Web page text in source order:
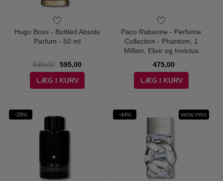
Hugo Boss - Bottled Absolu
Parfum - 50 ml
830,00
595,00
LÆG I KURV
Paco Rabanne - Perfume
Collection - Phantom, 1
Million, Elixir og Invictus
475,00
LÆG I KURV
-28% -44% WOW PRIS